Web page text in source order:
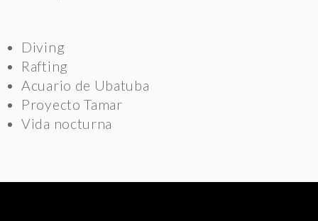
Diving
Rafting
Acuario de Ubatuba
Proyecto Tamar
Vida nocturna